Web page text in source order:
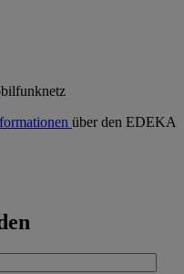
über den EDEKA